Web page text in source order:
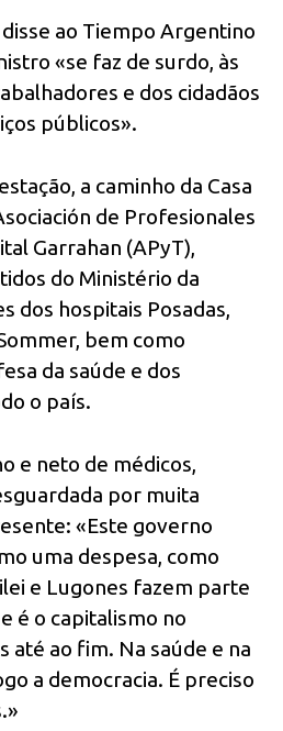
ao Tiempo Argentino
«se faz de surdo, às
e dos cidadãos
públicos».
a caminho da Casa
de Profesionales
Garrahan (APyT),
do Ministério da
dos hospitais Posadas,
bem como
da saúde e dos
o país.
e neto de médicos,
por muita
«Este governo
uma despesa, como
e Lugones fazem parte
é o capitalismo no
até ao fim. Na saúde e na
a democracia. É preciso